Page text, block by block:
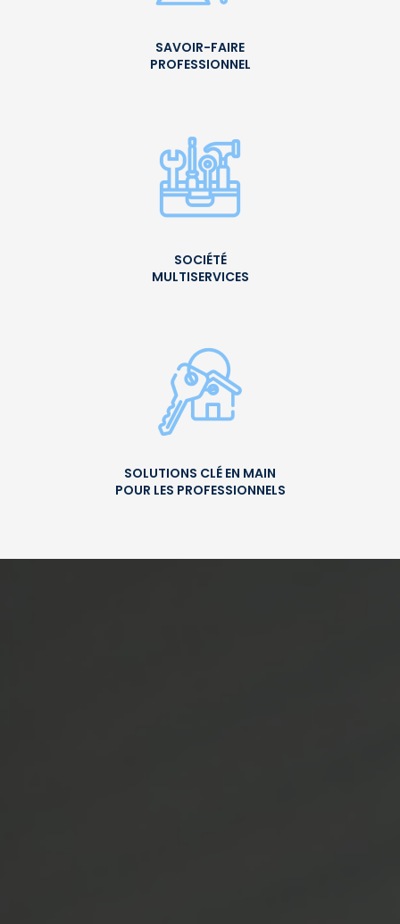
SAVOIR-FAIRE
PROFESSIONNEL
SOCIÉTÉ
MULTISERVICES
SOLUTIONS CLÉ EN MAIN
POUR LES PROFESSIONNELS